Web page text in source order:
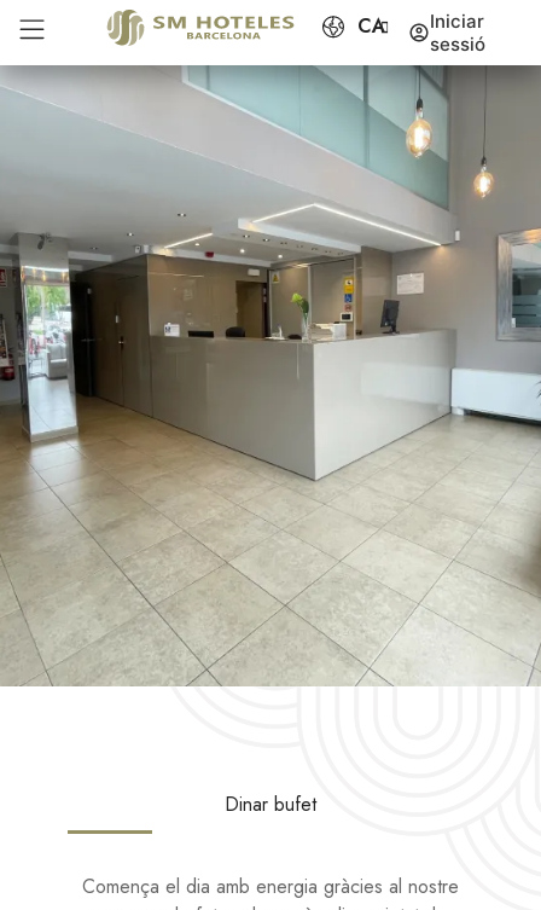
CA
Iniciar
sessió
Serveis
Elegància i calidesa.
Dinar bufet
Comença el dia amb energia gràcies al nostre